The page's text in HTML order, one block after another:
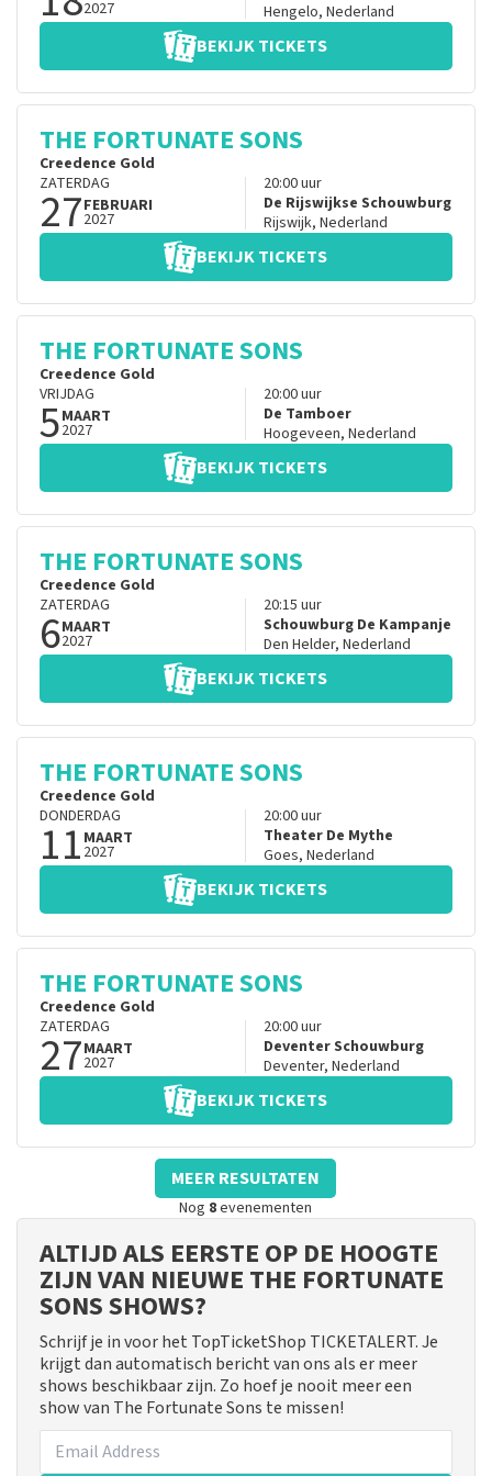
2027
Hengelo, Nederland
BEKIJK TICKETS
THE FORTUNATE SONS
Creedence Gold
ZATERDAG
27FEBRUARI
2027
20:00uur
De Rijswijkse Schouwburg
Rijswijk, Nederland
BEKIJK TICKETS
THE FORTUNATE SONS
Creedence Gold
VRIJDAG
5MAART
2027
20:00uur
De Tamboer
Hoogeveen, Nederland
BEKIJK TICKETS
THE FORTUNATE SONS
Creedence Gold
ZATERDAG
6MAART
2027
20:15 uur
Schouwburg De Kampanje
Den Helder, Nederland
BEKIJK TICKETS
THE FORTUNATE SONS
Creedence Gold
DONDERDAG
11 MAART
2027
20:00uur
Theater De Mythe
Goes, Nederland
BEKIJK TICKETS
THE FORTUNATE SONS
Creedence Gold
ZATERDAG
27MAART
2027
20:00uur
Deventer Schouwburg
Deventer, Nederland
BEKIJK TICKETS
MEER RESULTATEN
Nog 8evenementen
ALTIJD ALS EERSTE OP DE HOOGTE
ZIJN VAN NIEUWE THE FORTUNATE
SONS SHOWS?
Schrijf je in voor het TopTicketShop TICKETALERT. Je
krijgt dan automatisch bericht van ons als er meer
shows beschikbaar zijn. Zo hoef je nooit meer een
show van The Fortunate Sons te missen!